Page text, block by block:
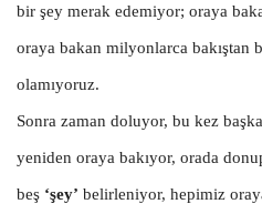
bir şey merak edemiyor; oraya
oraya bakan milyonlarca bakıştan
olamıyoruz.
Sonra zaman doluyor, bu kez
yeniden oraya bakıyor, orada
beş ‘şey’ belirleniyor, hepimiz